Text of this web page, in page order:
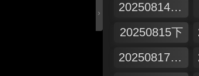
20250814超前营业
20250815下
20250817加更版